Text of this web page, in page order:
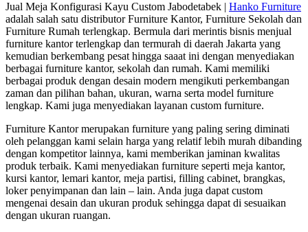
Jual Meja Konfigurasi Kayu Custom Jabodetabek | Hanko Furniture
adalah salah satu distributor Furniture Kantor, Furniture Sekolah dan
Furniture Rumah terlengkap. Bermula dari merintis bisnis menjual
furniture kantor terlengkap dan termurah di daerah Jakarta yang
kemudian berkembang pesat hingga saaat ini dengan menyediakan
berbagai furniture kantor, sekolah dan rumah. Kami memiliki
berbagai produk dengan desain modern mengikuti perkembangan
zaman dan pilihan bahan, ukuran, warna serta model furniture
lengkap. Kami juga menyediakan layanan custom furniture.
Furniture Kantor merupakan furniture yang paling sering diminati
oleh pelanggan kami selain harga yang relatif lebih murah dibanding
dengan kompetitor lainnya, kami memberikan jaminan kwalitas
produk terbaik. Kami menyediakan furniture seperti meja kantor,
kursi kantor, lemari kantor, meja partisi, filling cabinet, brangkas,
loker penyimpanan dan lain – lain. Anda juga dapat custom
mengenai desain dan ukuran produk sehingga dapat di sesuaikan
dengan ukuran ruangan.